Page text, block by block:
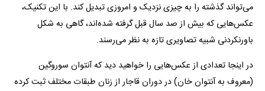
می‌تواند گذشته را به چیزی نزدیک و امروزی تبدیل کند. با این تکنیک،
عکس‌هایی که بیش از صد سال قبل گرفته شده‌اند، گاهی به شکل
باورنکردنی شبیه تصاویری تازه به نظر می‌رسند.
در اینجا تعدادی از عکس‌هایی را خواهید دید که آنتوان سوروگین
(معروف به آنتوان خان) در دوران قاجار از زنان طبقات مختلف ثبت کرده